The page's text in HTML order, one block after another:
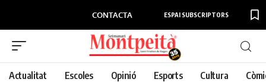
CONTACTA ESPAI SUBSCRIPTORS
Actualitat Escoles Opinió Esports Cultura